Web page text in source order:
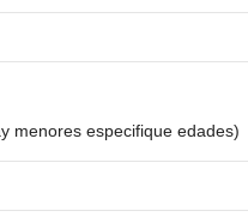
menores especifique edades)